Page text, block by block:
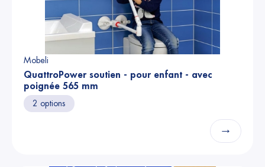
Mobeli
QuattroPower soutien - pour enfant - avec
poignée 565 mm
2 options
→